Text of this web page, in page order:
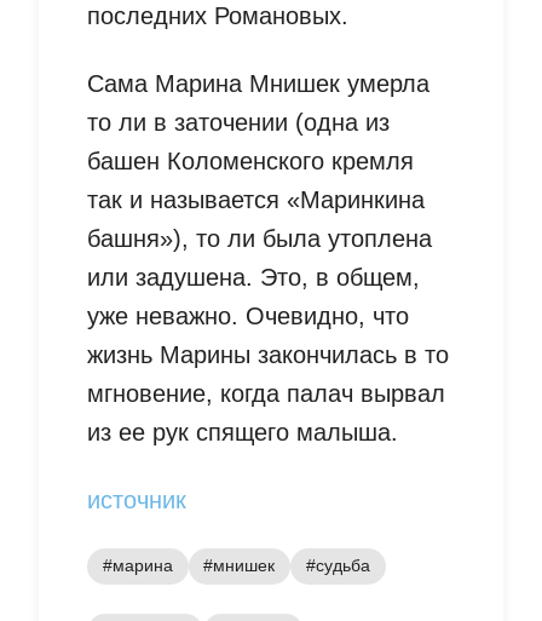
последних Романовых.
Сама Марина Мнишек умерла
то ли в заточении (одна из
башен Коломенского кремля
так и называется «Маринкина
башня»), то ли была утоплена
или задушена. Это, в общем,
уже неважно. Очевидно, что
жизнь Марины закончилась в то
мгновение, когда палач вырвал
из ее рук спящего малыша.
источник
#марина #мнишек #судьба